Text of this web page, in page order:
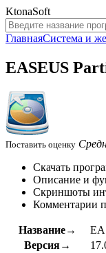
KtonaSoft
ГлавнаяСистема и
EASEUS
Поставить оценку
Скачать
Описание и
Скриншоты
Комментарии
Название→
Версия→